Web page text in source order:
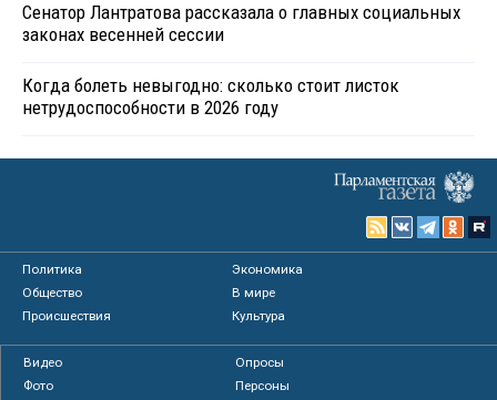
Сенатор Лантратова рассказала о главных социальных
законах весенней сессии
Когда болеть невыгодно: сколько стоит листок
нетрудоспособности в 2026 году
Политика
Экономика
Общество
В мире
Происшествия
Культура
Видео
Опросы
Фото
Персоны